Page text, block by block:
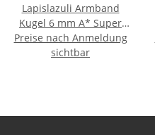
Lapislazuli Armband
Kugel 6 mm A* Super
Qualität nachcoloierte
Farbe auf Stretchband
Preise nach Anmeldung
sichtbar